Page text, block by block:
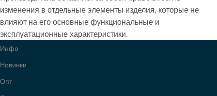
изменения в отдельные элементы изделия, которые не
влияют на его основные функциональные и
эксплуатационные характеристики.
Инфо
Новинки
Опт